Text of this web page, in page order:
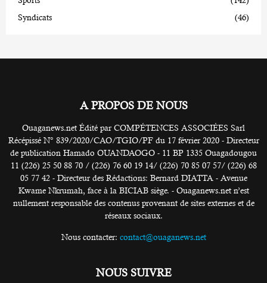
Syndicats
(46)
A PROPOS DE NOUS
Ouaganews.net Édité par COMPÉTENCES ASSOCIÉES Sarl
Récépissé N° 839/2020/CAO/TGIO/PF du 17 février 2020 - Directeur
de publication Hamado OUANDAOGO - 11 BP 1335 Ouagadougou
11 (226) 25 50 88 70 / (226) 76 60 19 14/ (226) 70 85 07 57/ (226) 68
05 77 42 - Directeur des Rédactions: Bernard DIATTA - Avenue
Kwame Nkrumah, face à la BICIAB siège. - Ouaganews.net n’est
nullement responsable des contenus provenant de sites externes et de
réseaux sociaux.
Nous contacter: contact@ouaganews.net
NOUS SUIVRE